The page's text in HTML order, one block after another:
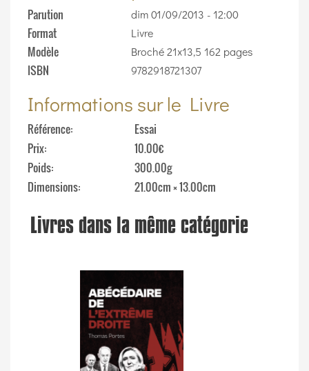
Parution dim 01/09/2013 - 12:00
Format Livre
Modèle Broché 21x13,5 162 pages
ISBN 9782918721307
Informations sur le Livre
Référence
Essai
Prix
10.00€
Poids
300.00g
Dimensions
21.00cm × 13.00cm
Livres dans la même catégorie